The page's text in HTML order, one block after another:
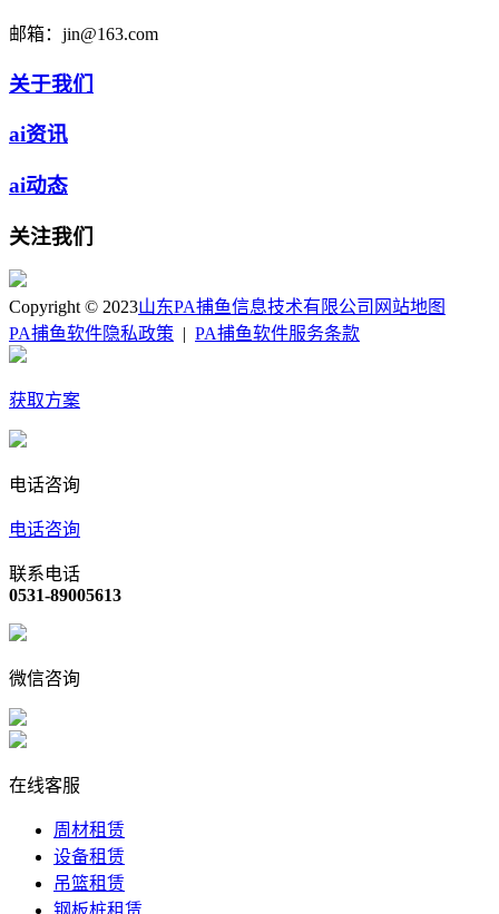
邮箱： jin@163.com
关于我们
ai资讯
ai动态
关注我们
Copyright © 2023山东PA捕鱼信息技术有限公司 网站地图
PA捕鱼软件隐私政策
PA捕鱼软件服务条款
获取方案
电话咨询
电话咨询
联系电话
0531-89005613
微信咨询
在线客服
周材租赁
设备租赁
吊篮租赁